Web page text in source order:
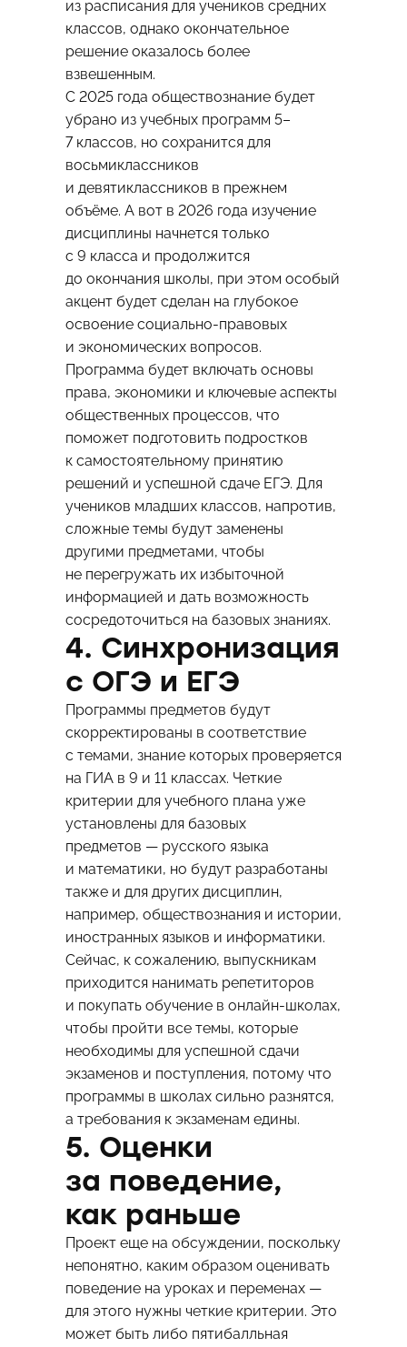
из расписания для учеников средних
классов, однако окончательное
решение оказалось более
взвешенным.
С 2025 года обществознание будет
убрано из учебных программ 5–
7 классов, но сохранится для
восьмиклассников
и девятиклассников в прежнем
объёме. А вот в 2026 года изучение
дисциплины начнется только
с 9 класса и продолжится
до окончания школы, при этом особый
акцент будет сделан на глубокое
освоение социально-правовых
и экономических вопросов.
Программа будет включать основы
права, экономики и ключевые аспекты
общественных процессов, что
поможет подготовить подростков
к самостоятельному принятию
решений и успешной сдаче ЕГЭ. Для
учеников младших классов, напротив,
сложные темы будут заменены
другими предметами, чтобы
не перегружать их избыточной
информацией и дать возможность
сосредоточиться на базовых знаниях.
4. Синхронизация
с ОГЭ и ЕГЭ
Программы предметов будут
скорректированы в соответствие
с темами, знание которых проверяется
на ГИА в 9 и 11 классах. Четкие
критерии для учебного плана уже
установлены для базовых
предметов — русского языка
и математики, но будут разработаны
также и для других дисциплин,
например, обществознания и истории,
иностранных языков и информатики.
Сейчас, к сожалению, выпускникам
приходится нанимать репетиторов
и покупать обучение в онлайн-школах,
чтобы пройти все темы, которые
необходимы для успешной сдачи
экзаменов и поступления, потому что
программы в школах сильно разнятся,
а требования к экзаменам едины.
5. Оценки
за поведение,
как раньше
Проект еще на обсуждении, поскольку
непонятно, каким образом оценивать
поведение на уроках и переменах —
для этого нужны четкие критерии. Это
может быть либо пятибалльная